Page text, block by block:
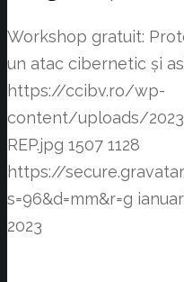
Workshop gratuit:
un atac cibernetic și
https://ccibv.ro/wp-
content/uploads/
REP.jpg 1507 1128
https://
s=96&d=mm&r=g
2023